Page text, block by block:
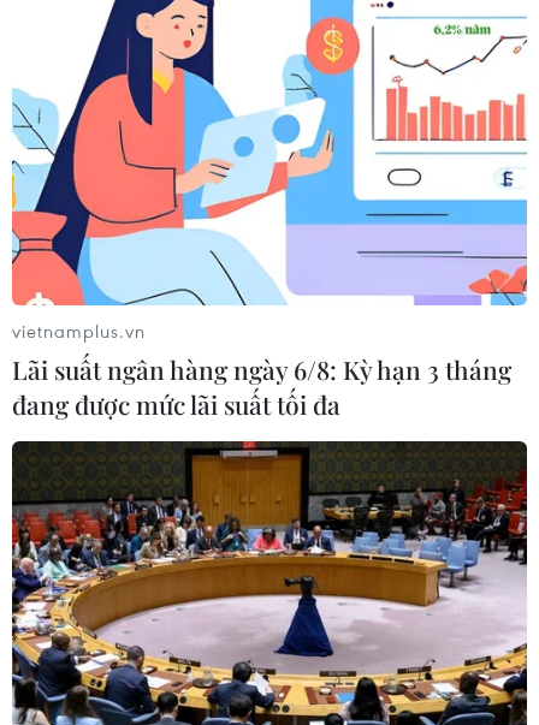
chứa khoảng 300mg canxi sẽ giúp bạn không
phải lo lắng thiếu canxi nên ăn gì.
Bạn nên uống sữa sau bữa ăn và tránh uống
cùng với các loại thực phẩm như cà chua, cải
xoong, cải bắp và củ cải.
Ngoài ra, bạn không nên chỉ dùng sữa mà nên
kết hợp sữa với các nguồn canxi khác để đảm
bảo cung cấp đủ lượng dưỡng chất cần thiết.
Hải sản
Cá hồi, cá trích, cá mòi, tôm, sò điệp, cua,... là
những nguồn thực phẩm vô cùng dồi dào canxi.
Bạn nên chọn tôm, cua để có được lượng canxi
tốt nhất. Ước tính có khoảng 1.120mg canxi
trong 100g tôm đồng và 3.520mg canxi trong
100g cua biển.
Ngoài ra, cá hồi, cá mòi, cá ngừ cũng cung cấp
hàm lượng canxi rất cao.
vietnamplus.vn
Lãi suất ngân hàng ngày 6/8: Kỳ hạn 3 tháng
đang được mức lãi suất tối đa